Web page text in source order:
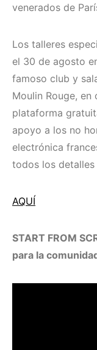
venerados de
Los talleres
el 30 de agosto
famoso club y
Moulin Rouge, en
plataforma
apoyo a los no
electrónica
todos los
AQUÍ
START FROM
para la